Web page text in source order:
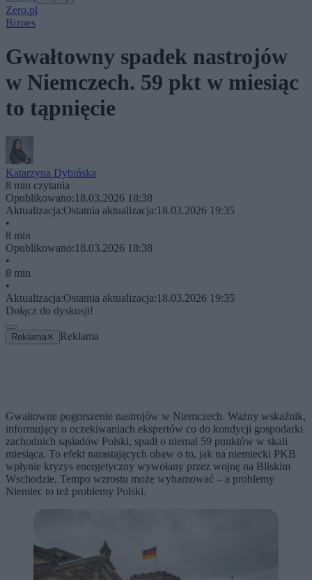
Zero.pl
Biznes
Gwałtowny spadek nastrojów
w Niemczech. 59 pkt w miesiąc
to tąpnięcie
Katarzyna Dybińska
8 min czytania
Opublikowano:18.03.2026 18:38
Aktualizacja:Ostatnia aktualizacja:18.03.2026 19:35
•
8 min
Opublikowano:18.03.2026 18:38
•
8 min
•
Aktualizacja:Ostatnia aktualizacja:18.03.2026 19:35
Dołącz do dyskusji!
Reklama ✕ Reklama
Gwałtowne pogorszenie nastrojów w Niemczech. Ważny wskaźnik,
informujący o oczekiwaniach ekspertów co do kondycji gospodarki
zachodnich sąsiadów Polski, spadł o niemal 59 punktów w skali
miesiąca. To efekt narastających obaw o to, jak na niemiecki PKB
wpłynie kryzys energetyczny wywołany przez wojnę na Bliskim
Wschodzie. Tempo wzrostu może wyhamować – a problemy
Niemiec to też problemy Polski.